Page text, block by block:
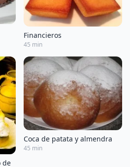
Financieros
45 min
de
Coca de patata y almendra
45 min